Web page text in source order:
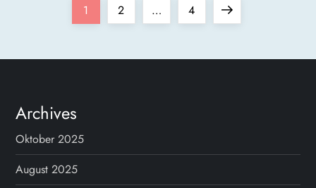
t
e
n
Page
1 Page
2 … Page
4
Next
Archives
Oktober 2025
August 2025